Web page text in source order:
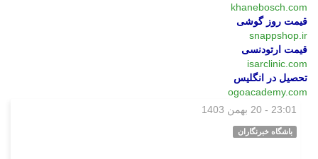
khanebosch.com
قیمت روز گوشی
snappshop.ir
قیمت ارتودنسی
isarclinic.com
تحصیل در انگلیس
ogoacademy.com
23:01 - 20 بهمن 1403
باشگاه خبرنگاران